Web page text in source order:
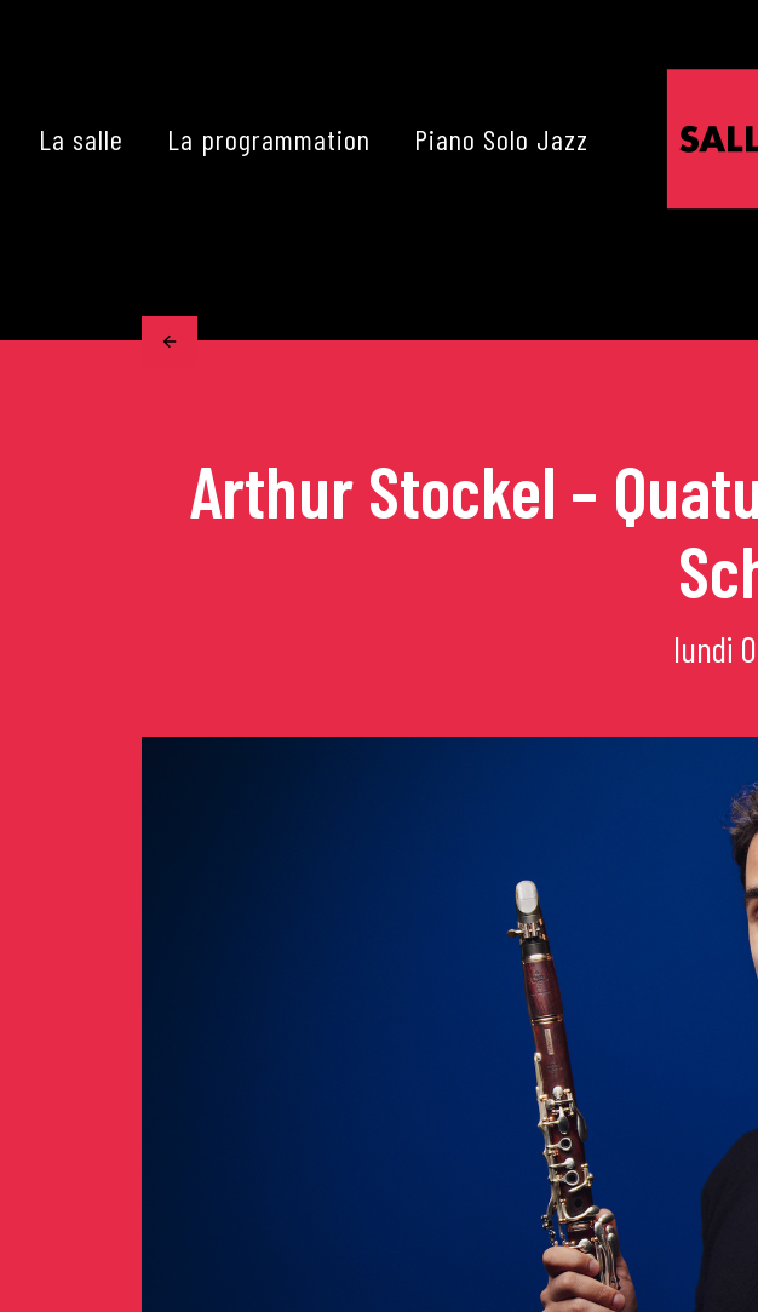
Les grands concerts
Les Rencontres Musicales de Cortot
La salle La programmation Piano Solo Jazz
Arthur Stockel –
lundi